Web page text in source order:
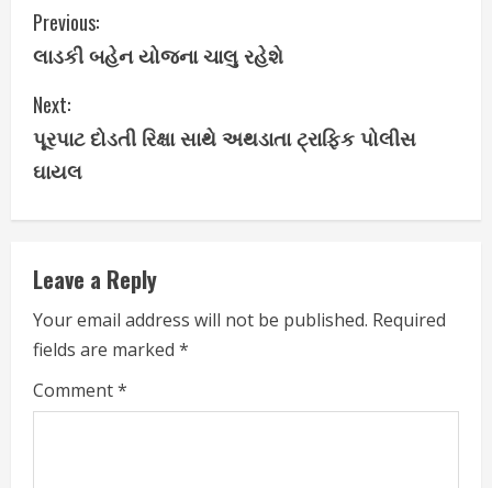
C
o
n
t
i
n
u
e
R
Previous:
લાડકી બહેન યોજના ચાલુ રહેશે
Next:
પૂરપાટ દોડતી રિક્ષા સાથે અથડાતા ટ્રાફિક પોલીસ
ઘાયલ
Leave a Reply
Your email address will not be published. Required
fields are marked *
Comment*